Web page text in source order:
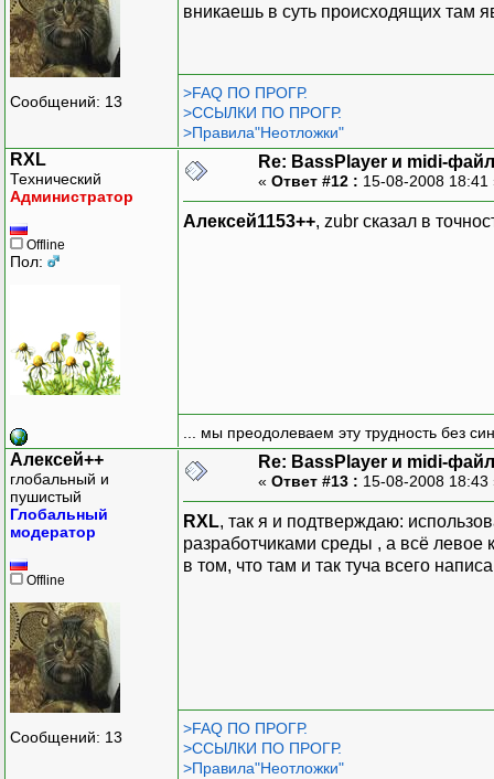
Сообщений: 13
вникаешь в суть происходящих там
>FAQ ПО ПРОГР.
>ССЫЛКИ ПО ПРОГР.
>Правила"Неотложки"
RXL
Технический
Администратор
Offline
Пол:
Re: BassPlayer и midi-
« Ответ #12 : 15-08-2008
Алексей1153++, zubr сказал в
... мы преодолеваем эту трудность без
Алексей++
глобальный и
пушистый
Глобальный
модератор
Offline
Сообщений: 13
Re: BassPlayer и midi-
« Ответ #13 : 15-08-2008
RXL, так я и подтверждаю:
разработчиками среды , а всё левое
в том, что там и так туча всего
>FAQ ПО ПРОГР.
>ССЫЛКИ ПО ПРОГР.
>Правила"Неотложки"